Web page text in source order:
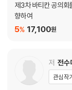
4. 2030 세대의 애국
5. 결론 및 제언
제3차 바티칸 공의회
향하여
17,100원
5%
저 전수
관심작